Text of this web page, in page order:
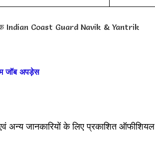
Indian Coast Guard Navik & Yantrik
जॉब अपड़ेस
अन्य जानकारियों के लिए प्रकाशित ऑफीशियल